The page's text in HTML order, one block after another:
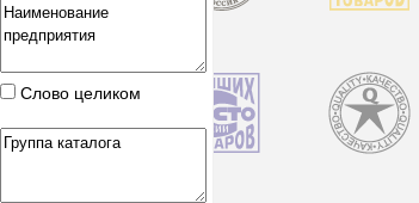
Слово целиком